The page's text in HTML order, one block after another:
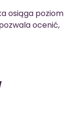
osiąga poziom
ocenić,